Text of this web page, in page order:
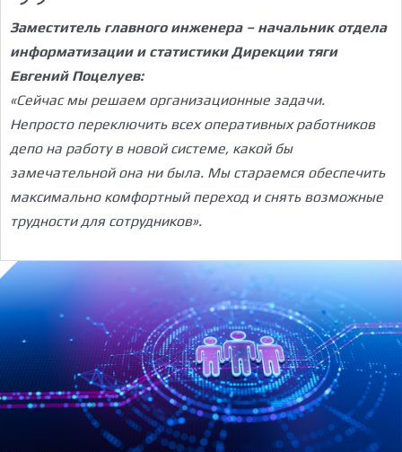
Заместитель главного инженера – начальник отдела
информатизации и статистики Дирекции тяги
Евгений Поцелуев:
«Сейчас мы решаем организационные задачи.
Непросто переключить всех оперативных работников
депо на работу в новой системе, какой бы
замечательной она ни была. Мы стараемся обеспечить
максимально комфортный переход и снять возможные
трудности для сотрудников».